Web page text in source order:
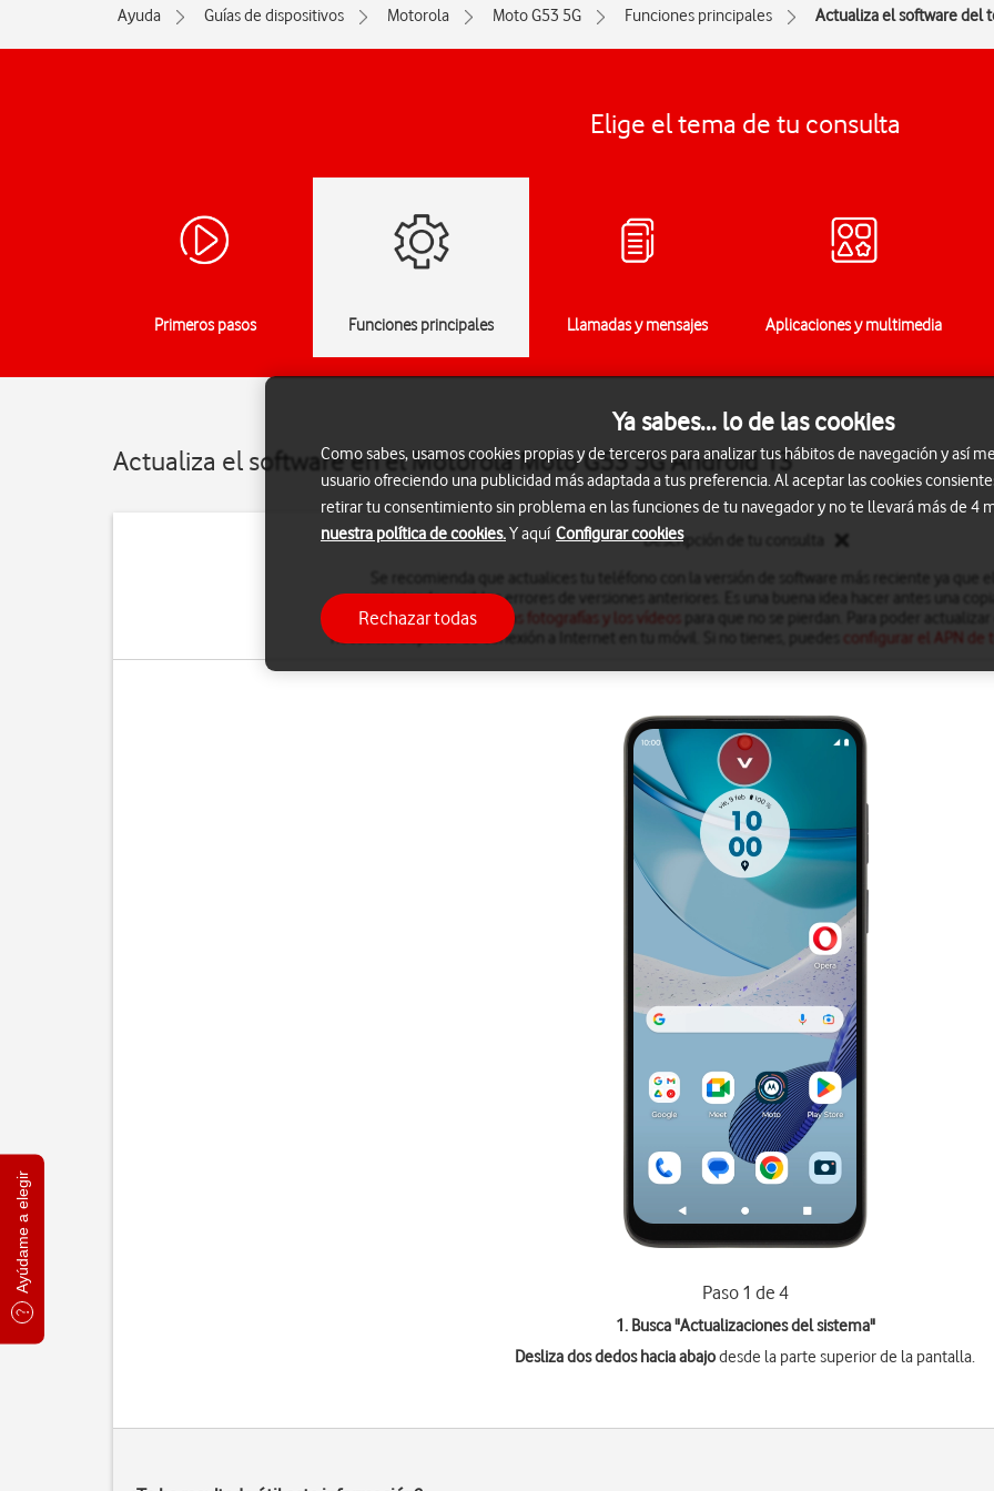
Ayúdame a elegir
Ayuda Guías de dispositivos Motorola Moto G53 5G Funciones principales Actualiza el software del
Elige el tema de tu consulta
Primeros pasos Funciones principales Llamadas y mensajes Aplicaciones y multimedia
Actualiza el software en el Motorola Moto G53 5G Android 13
Descripción de tu consulta
corrigiendo posibles errores de versiones anteriores. Es una buena idea hacer antes una
memoria, o al menos,
de las fotografías y los vídeos
necesitas disponer de conexión a Internet en tu móvil. Si no tienes, puedes
configurar el APN
Paso 1 de 4
1. Busca "Actualizaciones del sistema"
Desliza dos dedos hacia abajodesde la parte superior de la pantalla.
Ya sabes... lo de las cookies
Como sabes, usamos cookies propias y de terceros para analizar tus hábitos de navegación y así
usuario ofreciendo una publicidad más adaptada a tus preferencia. Al aceptar las cookies
retirar tu consentimiento sin problema en las funciones de tu navegador y no te llevará más de 4
nuestra política de cookies.Y aquí Configurar cookies
Rechazar todas